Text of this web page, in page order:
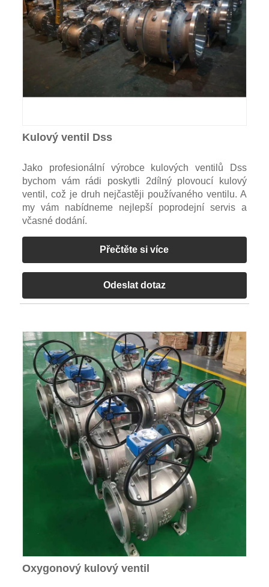
Kulový ventil Dss
Jako profesionální výrobce kulových ventilů Dss
bychom vám rádi poskytli 2dílný plovoucí kulový
ventil, což je druh nejčastěji používaného ventilu. A
my vám nabídneme nejlepší poprodejní servis a
včasné dodání.
Přečtěte si více
Odeslat dotaz
Oxygonový kulový ventil